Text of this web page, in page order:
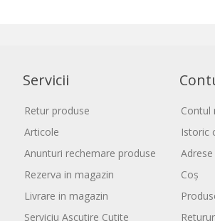
Servicii
Retur produse
Articole
Anunturi rechemare produse
Rezerva in magazin
Livrare in magazin
Serviciu Ascutire Cutite
Contul
Istoric
Adrese
Coș